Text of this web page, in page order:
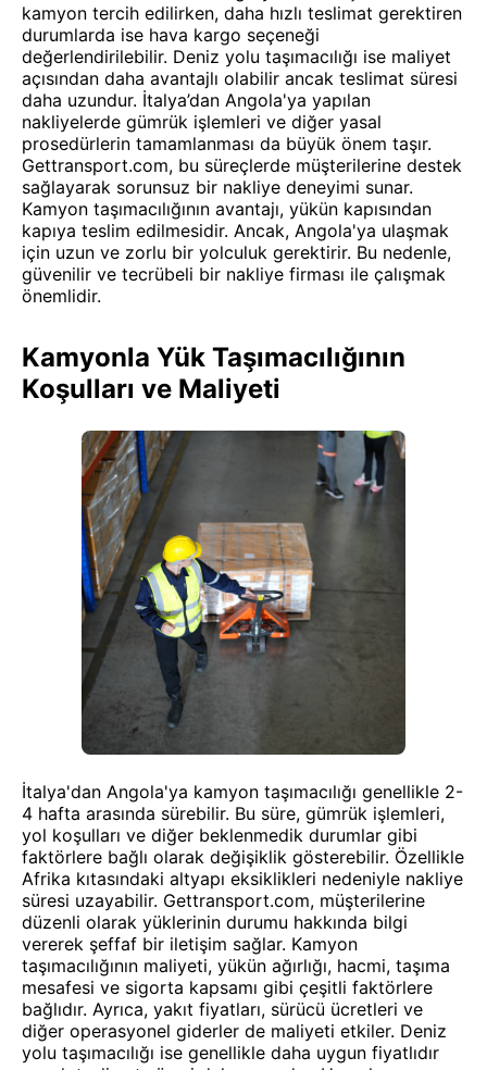
kamyon tercih edilirken, daha hızlı teslimat gerektiren
durumlarda ise hava kargo seçeneği
değerlendirilebilir. Deniz yolu taşımacılığı ise maliyet
açısından daha avantajlı olabilir ancak teslimat süresi
daha uzundur. İtalya’dan Angola'ya yapılan
nakliyelerde gümrük işlemleri ve diğer yasal
prosedürlerin tamamlanması da büyük önem taşır.
Gettransport.com, bu süreçlerde müşterilerine destek
sağlayarak sorunsuz bir nakliye deneyimi sunar.
Kamyon taşımacılığının avantajı, yükün kapısından
kapıya teslim edilmesidir. Ancak, Angola'ya ulaşmak
için uzun ve zorlu bir yolculuk gerektirir. Bu nedenle,
güvenilir ve tecrübeli bir nakliye firması ile çalışmak
önemlidir.
Kamyonla Yük Taşımacılığının
Koşulları ve Maliyeti
İtalya'dan Angola'ya kamyon taşımacılığı genellikle 2-
4 hafta arasında sürebilir. Bu süre, gümrük işlemleri,
yol koşulları ve diğer beklenmedik durumlar gibi
faktörlere bağlı olarak değişiklik gösterebilir. Özellikle
Afrika kıtasındaki altyapı eksiklikleri nedeniyle nakliye
süresi uzayabilir. Gettransport.com, müşterilerine
düzenli olarak yüklerinin durumu hakkında bilgi
vererek şeffaf bir iletişim sağlar. Kamyon
taşımacılığının maliyeti, yükün ağırlığı, hacmi, taşıma
mesafesi ve sigorta kapsamı gibi çeşitli faktörlere
bağlıdır. Ayrıca, yakıt fiyatları, sürücü ücretleri ve
diğer operasyonel giderler de maliyeti etkiler. Deniz
yolu taşımacılığı ise genellikle daha uygun fiyatlıdır